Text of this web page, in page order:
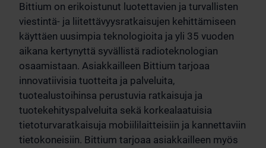
Bittium on erikoistunut luotettavien ja turvallisten
viestintä- ja liitettävyysratkaisujen kehittämiseen
käyttäen uusimpia teknologioita ja yli 35 vuoden
aikana kertynyttä syvällistä radioteknologian
osaamistaan. Asiakkailleen Bittium tarjoaa
innovatiivisia tuotteita ja palveluita,
tuotealustoihinsa perustuvia ratkaisuja ja
tuotekehityspalveluita sekä korkealaatuisia
tietoturvaratkaisuja mobiililaitteisiin ja kannettaviin
tietokoneisiin. Bittium tarjoaa asiakkailleen myös